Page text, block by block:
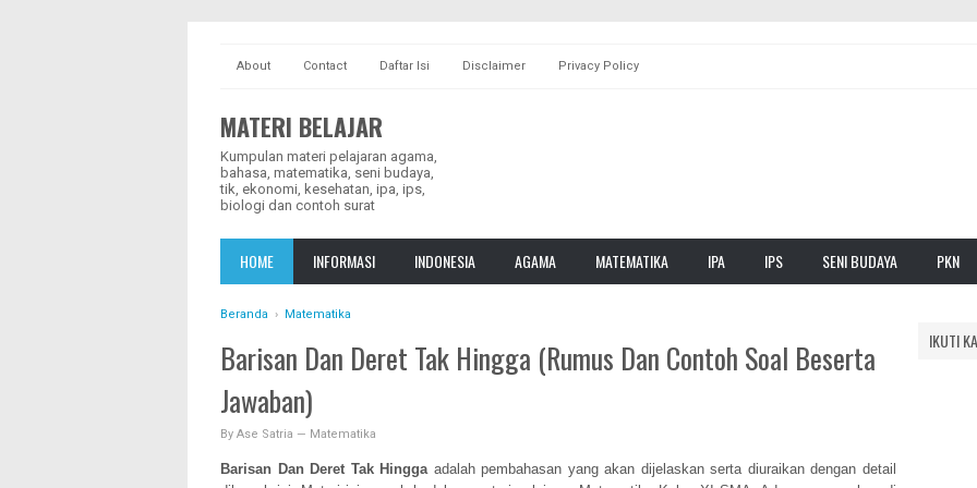
Privacy Policy
Disclaimer
Daftar Isi
Contact
About
MATERI BELAJAR
Kumpulan materi pelajaran agama,
bahasa, matematika, seni budaya,
tik, ekonomi, kesehatan, ipa, ips,
biologi dan contoh surat
HOME INFORMASI INDONESIA AGAMA MATEMATIKA IPA IPS SENI BUDAYA PKN
Beranda › Matematika
Barisan Dan Deret Tak Hingga (Rumus Dan Contoh Soal Beserta
Jawaban)
By Ase Satria — Matematika
Barisan Dan Deret Tak Hinggaadalah pembahasan yang akan dijelaskan serta diuraikan dengan detail
IKUTI